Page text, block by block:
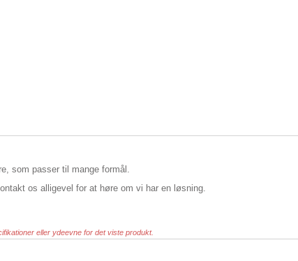
som passer til mange formål.
os alligevel for at høre om vi har en løsning.
eller ydeevne for det viste produkt.